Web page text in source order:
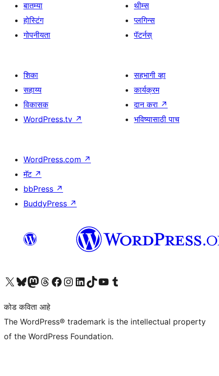
बातम्या
होस्टिंग
गोपनीयता
थीम्स
प्लगिन्स
पॅटर्नस्
शिका
सहाय्य
विकासक
WordPress.tv ↗
सहभागी व्हा
कार्यक्रम
दान करा ↗
भविष्यासाठी पाच
WordPress.com ↗
मॅट ↗
bbPress ↗
BuddyPress ↗
आमच्या X (एक्स) (पूर्वीचे ट्विटर) खात्याला भेट द्या आमच्या ब्लूस्की खात्याला भेट द्या.आमच्या Mastodon खात्याला भेट द्या.आमच्या थ्रेड्स खात्याला भेट द्या. आमच्या फेसबुक पेजला भेट द्या आमच्या इंस्टाग्राम खात्याला भेट द्या आमच्या लिंक्डइन खात्याला भेट द्या आमच्या टिकटॉक अकाउंटला भेट द्या.आमच्या यूट्यूब चॅनेलला भेट द्या आमच्या टंबलर खात्याला भेट द्या.
कोड कविता आहे
The WordPress® trademark is the intellectual property
of the WordPress Foundation.